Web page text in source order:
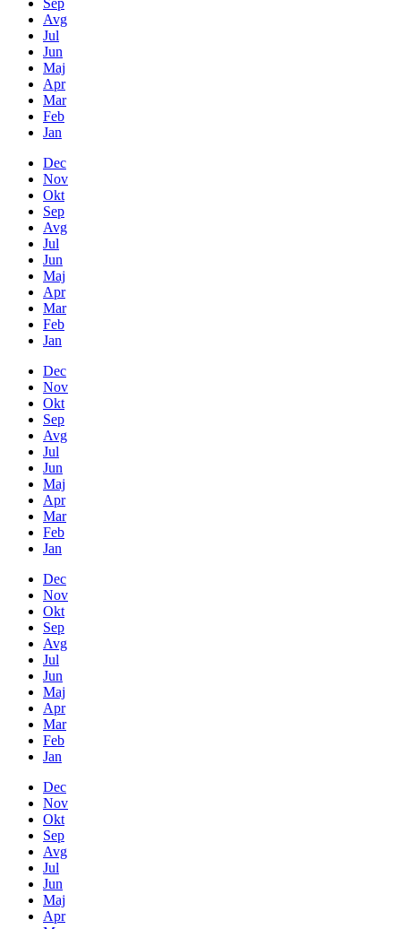
Avg
Jul
Jun
Maj
Apr
Mar
Feb
Jan
Dec
Nov
Okt
Sep
Avg
Jul
Jun
Maj
Apr
Mar
Feb
Jan
Dec
Nov
Okt
Sep
Avg
Jul
Jun
Maj
Apr
Mar
Feb
Jan
Dec
Nov
Okt
Sep
Avg
Jul
Jun
Maj
Apr
Mar
Feb
Jan
Dec
Nov
Okt
Sep
Avg
Jul
Jun
Maj
Apr